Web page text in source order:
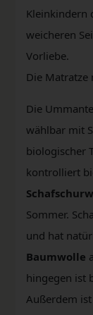
Kleinkindern
weicheren
Vorliebe.
Die Matratze
Die
wählbar mit
biologischer
kontrolliert
Sommer.
und hat
Baumwolle
hingegen ist
Außerdem